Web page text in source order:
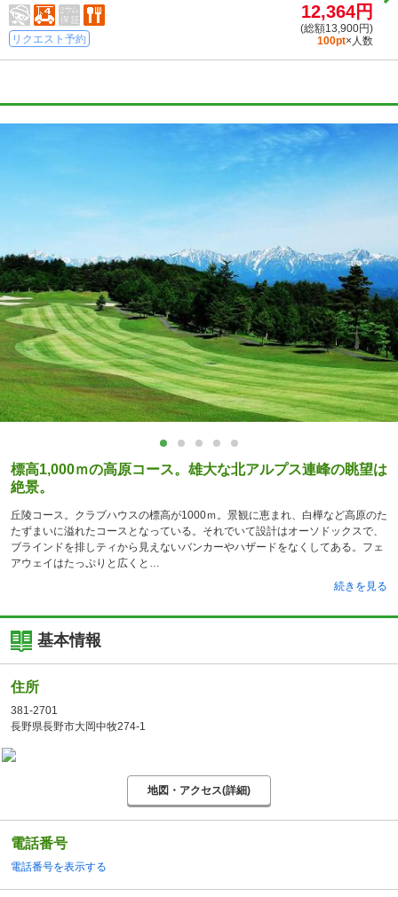
リクエスト予約
12,364円
(総額13,900円)
100pt×人数
標高1,000ｍの高原コース。雄大な北アルプス連峰の眺望は
絶景。
丘陵コース。クラブハウスの標高が1000ｍ。景観に恵まれ、白樺など高原のた
たずまいに溢れたコースとなっている。それでいて設計はオーソドックスで、
ブラインドを排しティから見えないバンカーやハザードをなくしてある。フェ
アウェイはたっぷりと広くと
続きを見る
基本情報
住所
381-2701
長野県長野市大岡中牧274-1
地図・アクセス(詳細)
電話番号
電話番号を表示する